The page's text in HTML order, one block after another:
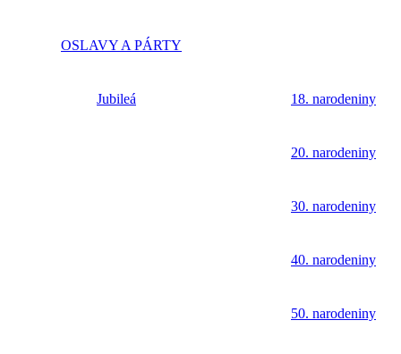
OSLAVY A PÁRTY
Jubileá 18. narodeniny
20. narodeniny
30. narodeniny
40. narodeniny
50. narodeniny